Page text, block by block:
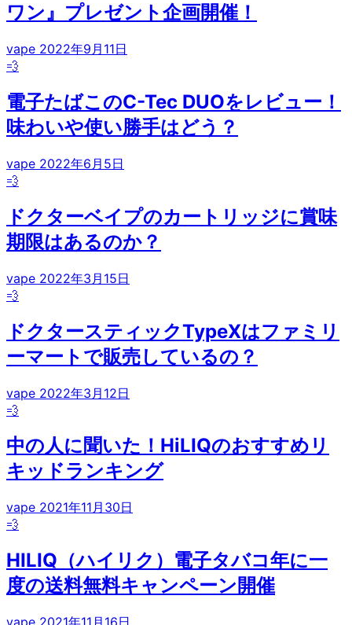
ワン』プレゼント企画開催！
vape 2022年9月11日
💨
電子たばこのC-Tec DUOをレビュー！
味わいや使い勝手はどう？
vape 2022年6月5日
💨
ドクターベイプのカートリッジに賞味
期限はあるのか？
vape 2022年3月15日
💨
ドクタースティックTypeXはファミリ
ーマートで販売しているの？
vape 2022年3月12日
💨
中の人に聞いた！HiLIQのおすすめリ
キッドランキング
vape 2021年11月30日
💨
HILIQ（ハイリク）電子タバコ年に一
度の送料無料キャンペーン開催